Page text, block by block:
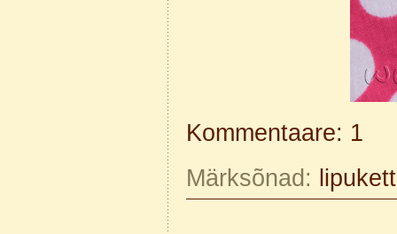
Kommentaare: 1
Märksõnad: lipukett